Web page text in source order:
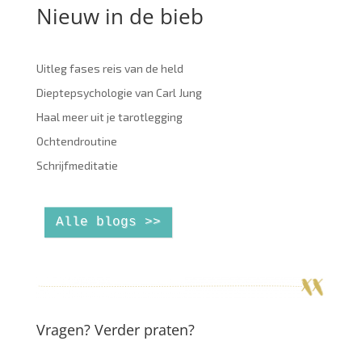
Nieuw in de bieb
Uitleg fases reis van de held
Dieptepsychologie van Carl Jung
Haal meer uit je tarotlegging
Ochtendroutine
Schrijfmeditatie
Alle blogs >>
Vragen? Verder praten?